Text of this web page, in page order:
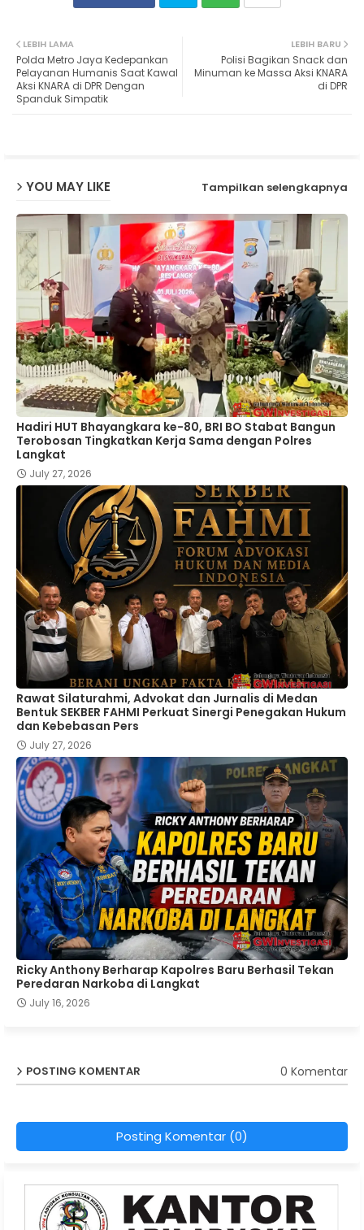
ats
LEBIH BARU
Polisi Bagikan Snack dan
Minuman ke Massa Aksi KNARA
di DPR
LEBIH LAMA
Polda Metro Jaya Kedepankan
Pelayanan Humanis Saat Kawal
Aksi KNARA di DPR Dengan
Spanduk Simpatik
YOU MAY LIKE Tampilkan selengkapnya
Hadiri HUT Bhayangkara ke-80, BRI BO Stabat Bangun
Terobosan Tingkatkan Kerja Sama dengan Polres
Langkat
July 27, 2026
Rawat Silaturahmi, Advokat dan Jurnalis di Medan
Bentuk SEKBER FAHMI Perkuat Sinergi Penegakan Hukum
dan Kebebasan Pers
July 27, 2026
Ricky Anthony Berharap Kapolres Baru Berhasil Tekan
Peredaran Narkoba di Langkat
July 16, 2026
POSTING KOMENTAR 0 Komentar
Posting Komentar (0)